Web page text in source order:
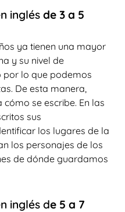
inglés de 3 a 5
ya tienen una mayor
y su nivel de
por lo que podemos
De esta manera,
se escribe. En las
sus
los lugares de la
los personajes de los
de dónde guardamos
inglés de 5 a 7